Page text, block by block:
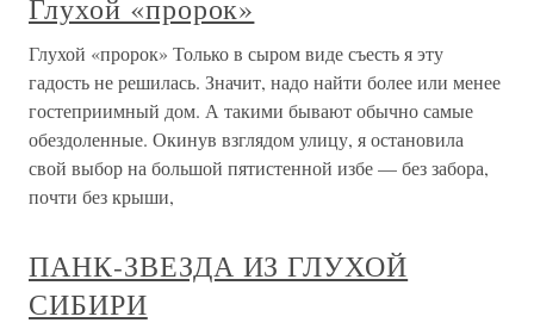
Глухой «пророк»
Глухой «пророк» Только в сыром виде съесть я эту
гадость не решилась. Значит, надо найти более или менее
гостеприимный дом. А такими бывают обычно самые
обездоленные. Окинув взглядом улицу, я остановила
свой выбор на большой пятистенной избе — без забора,
почти без крыши,
ПАНК-ЗВЕЗДА ИЗ ГЛУХОЙ
СИБИРИ